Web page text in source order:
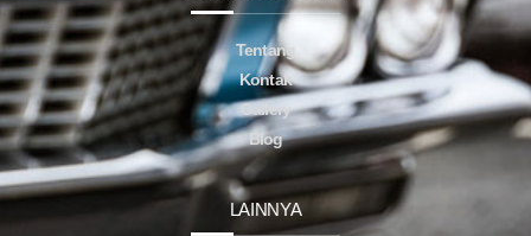
Tentang
Kontak
Gallery
Blog
LAINNYA